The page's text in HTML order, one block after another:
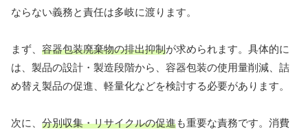
ならない義務と責任は多岐に渡ります。
まず、 容器包装廃棄物の排出抑制が求められます。具体的に
は、製品の設計・製造段階から、容器包装の使用量削減、詰
め替え製品の促進、軽量化などを検討する必要があります。
次に、 分別収集・リサイクルの促進も重要な責務です。消費